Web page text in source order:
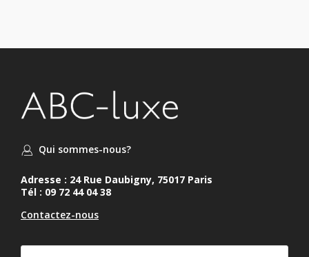
Qui sommes-nous?
Adresse : 24 Rue Daubigny, 75017 Paris
Tél : 09 72 44 04 38
Contactez-nous